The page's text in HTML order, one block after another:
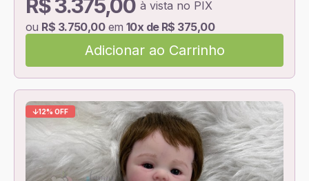
R$ 3.375,00 à vista no PIX
ou R$ 3.750,00em 10x de R$ 375,00
Adicionar ao Carrinho
12% OFF